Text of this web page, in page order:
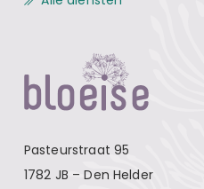
Pasteurstraat 95
1782 JB – Den Helder